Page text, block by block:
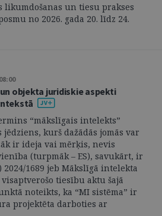
likumdošanas un tiesu prakses
no 2026. gada 20. līdz 24.
objekta juridiskie aspekti
“mākslīgais intelekts”
kurš dažādās jomās var
ir ideja vai mērķis, nevis
(turpmāk – ES), savukārt, ir
2024/1689 jeb Mākslīgā intelekta
tiesību aktu šajā
noteikts, ka “MI sistēma” ir
projektēta darboties ar